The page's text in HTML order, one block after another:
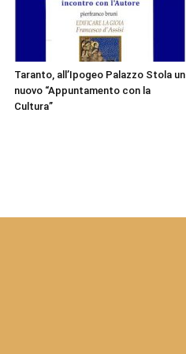
Taranto, all’Ipogeo Palazzo Stola un
nuovo “Appuntamento con la
Cultura”